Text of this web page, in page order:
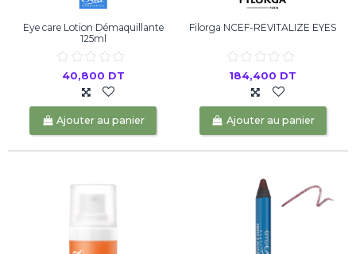
Eye care Lotion Démaquillante
125ml
40,800 DT
Ajouter au panier
Filorga NCEF-REVITALIZE EYES
184,400 DT
Ajouter au panier